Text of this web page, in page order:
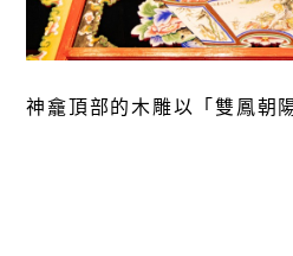
神龕頂部的木雕以「雙鳳朝